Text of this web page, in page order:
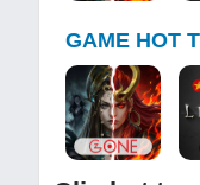
GAME HOT